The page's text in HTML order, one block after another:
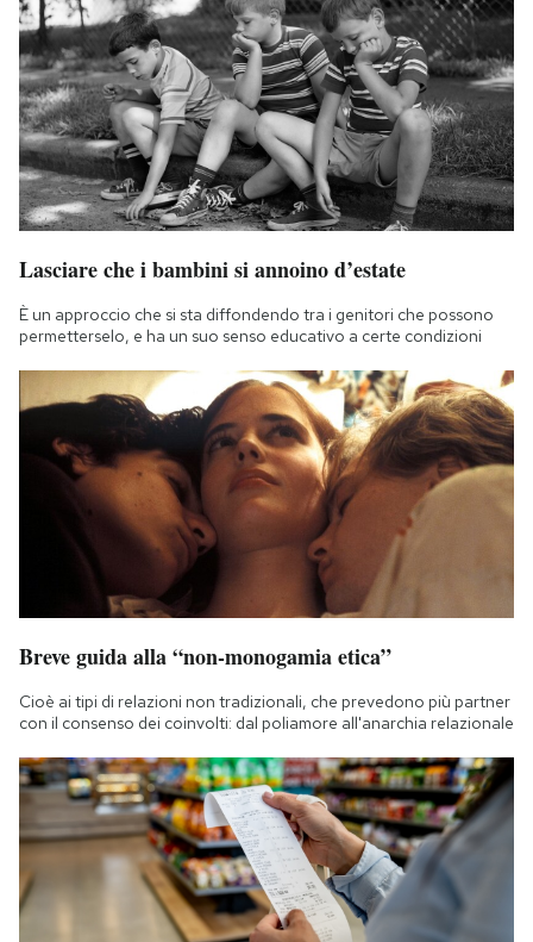
Lasciare che i bambini si annoino d’estate
È un approccio che si sta diffondendo tra i genitori che possono
permetterselo, e ha un suo senso educativo a certe condizioni
Breve guida alla “non-monogamia etica”
Cioè ai tipi di relazioni non tradizionali, che prevedono più partner
con il consenso dei coinvolti: dal poliamore all'anarchia relazionale